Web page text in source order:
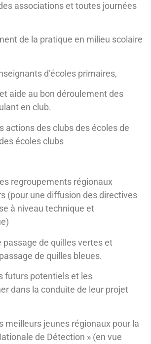
associations et toutes journées
de la pratique en milieu scolaire
d’écoles primaires,
aide au bon déroulement des
en club.
actions des clubs des écoles de
écoles clubs
regroupements régionaux
(pour une diffusion des directives
à niveau technique et
passage de quilles vertes et
de quilles bleues.
futurs potentiels et les
dans la conduite de leur projet
meilleurs jeunes régionaux pour la
de Détection » (en vue